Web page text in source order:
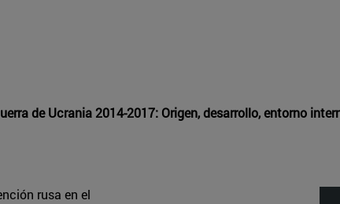
de Ucrania 2014-2017: Origen, desarrollo, entorno
rusa en el